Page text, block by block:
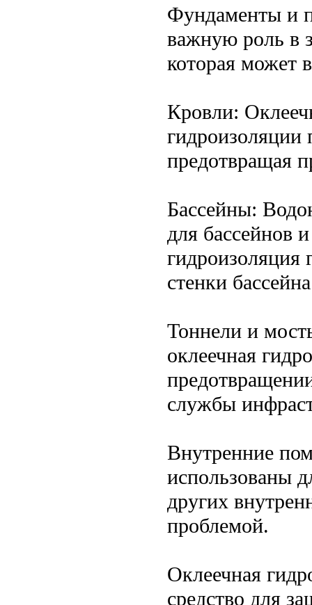
Фундаменты и
важную роль в
которая может
Кровли:
гидроизоляции
предотвращая
Бассейны:
для бассейнов
гидроизоляция
стенки
Тоннели и
оклеечная
службы
Внутренние
использованы
других
проблемой.
Оклеечная
средство для